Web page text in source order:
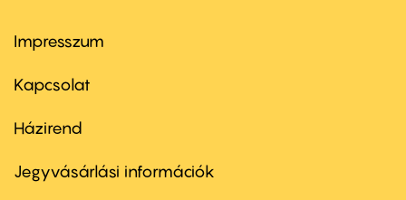
Footer
first
Impresszum
Kapcsolat
Footer
second
Házirend
Jegyvásárlási információk